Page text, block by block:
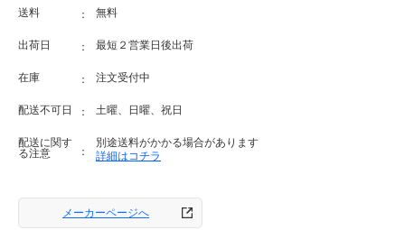
送料 無料
出荷日 最短２営業日後出荷
在庫 注文受付中
配送不可日 土曜、日曜、祝日
配送に関す
る注意
別途送料がかかる場合があります
詳細はコチラ
メーカーページへ